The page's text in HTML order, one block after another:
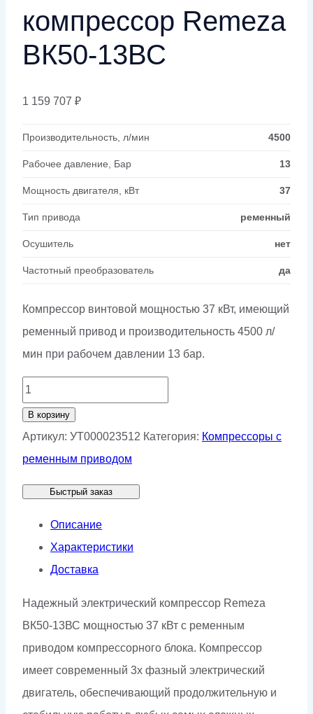
компрессор Remeza
ВК50-13ВС
1 159 707 ₽
Производительность, л/мин 4500
Рабочее давление, Бар 13
Мощность двигателя, кВт 37
Тип привода ременный
Осушитель нет
Частотный преобразователь да
Компрессор винтовой мощностью 37 кВт, имеющий
ременный привод и производительность 4500 л/
мин при рабочем давлении 13 бар.
Количество
товара
Винтовой
компрессор
ВК50-
13ВС
В корзину
Артикул: УТ000023512 Категория: Компрессоры с
ременным приводом
Быстрый заказ
Описание
Характеристики
Доставка
Надежный электрический компрессор Remeza
ВК50-13ВС мощностью 37 кВт с ременным
приводом компрессорного блока. Компрессор
имеет современный 3х фазный электрический
двигатель, обеспечивающий продолжительную и